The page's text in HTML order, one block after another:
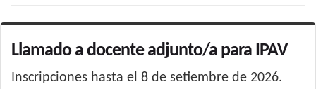
Llamado a docente adjunto/a para IPAV
Inscripciones hasta el 8 de setiembre de 2026.